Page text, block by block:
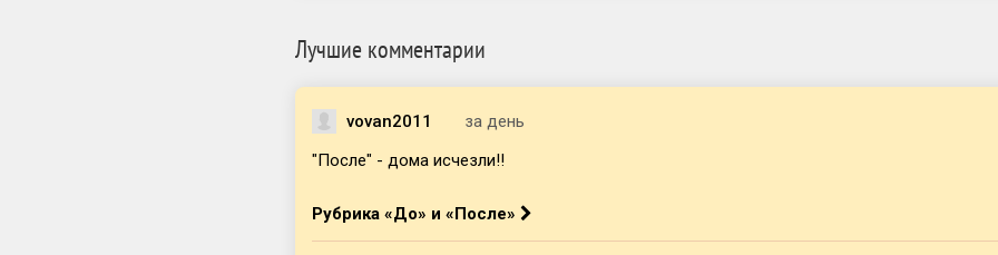
Лучшие комментарии
vovan2011
за день
"После" - дома исчезли!!
Рубрика «До» и «После»